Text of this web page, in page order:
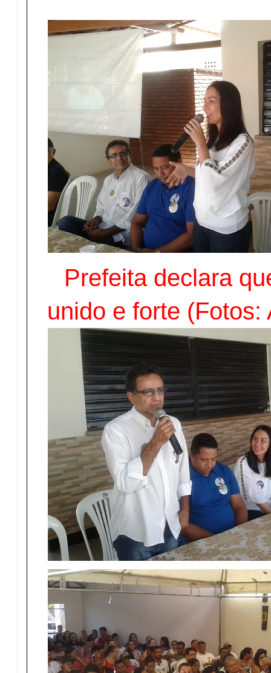
Prefeita declara
unido e forte (Fotos: